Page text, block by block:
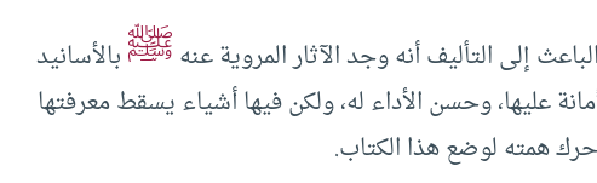
إلى التأليف أنه وجد الآثار المروية عنهﷺبالأسانيد
عليها، وحسن الأداء له، ولكن فيها أشياء يسقط معرفتها
حرك همته لوضع هذا الكتاب.